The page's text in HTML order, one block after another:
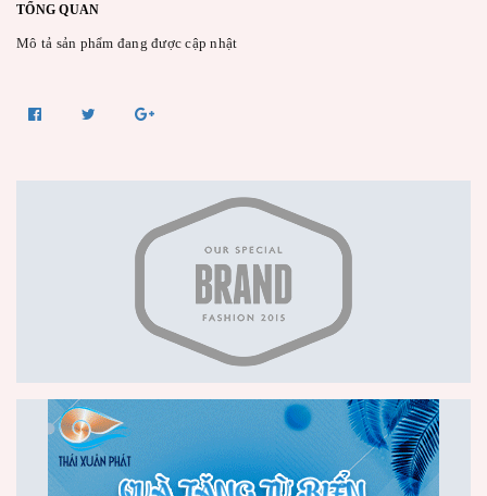
TỔNG QUAN
Mô tả sản phẩm đang được cập nhật